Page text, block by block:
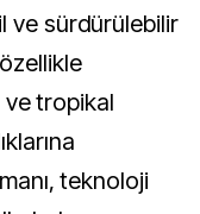
ve sürdürülebilir
ve tropikal
teknoloji